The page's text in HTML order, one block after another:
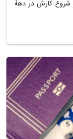
شروع کارش در دههٔ